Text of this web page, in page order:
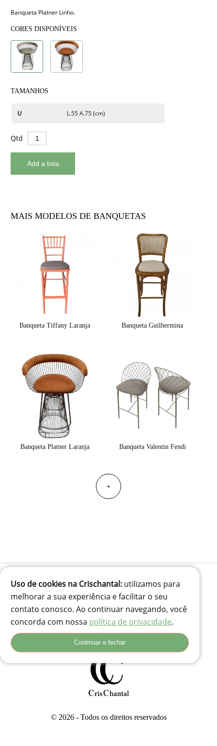
Banqueta Platner Linho.
CORES DISPONÍVEIS
TAMANHOS
U L.55 A.75 (cm)
Qtd
MAIS MODELOS DE BANQUETAS
Banqueta Tiffany Laranja Banqueta Guilhermina
Banqueta Platner Laranja Banqueta Valentin Fendi
+
(41) 99834-3707
contato@crischantal.com.br
Rua Durval jungles 240 - Pinheirinho, Curitiba-PR
Rua Adolfo Corso, 74 - Santa Rita, Lages - SC, 88503-180
© 2026 - Todos os direitos reservados
Uso de cookies na Crischantal: utilizamos para
melhorar a sua experiência e facilitar o seu
contato conosco. Ao continuar navegando, você
concorda com nossa política de privacidade.
Continuar e fechar